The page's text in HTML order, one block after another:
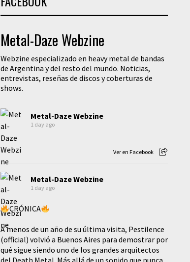
Metal-Daze Webzine
Webzine especializado en heavy metal de bandas
de Argentina y del resto del mundo. Noticias,
entrevistas, reseñas de discos y coberturas de
shows.
Metal-Daze Webzine
1 day ago
Ver en Facebook
Metal-Daze Webzine
1 day ago
CRÓNICA
A menos de un año de su última visita, Pestilence
(official) volvió a Buenos Aires para demostrar por
qué sigue siendo uno de los grandes arquitectos
del Death Metal. Más allá de un sonido que nunca